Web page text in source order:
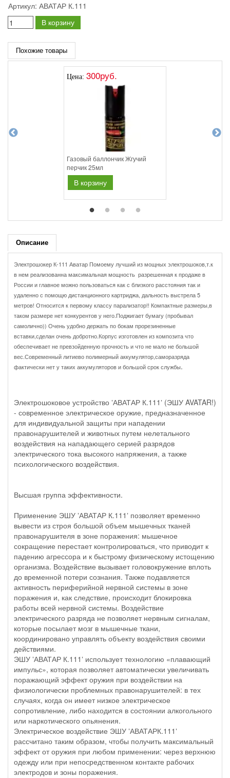
Артикул: АВАТАР К.111
В корзину
Похожие товары
Цена: 300руб.
Газовый баллончик Жгучий
перчик 25мл
В корзину
Описание
Электрошокер К-111 Аватар Помоему лучший из мощных электрошоков,т.к
в нем реализованна максимальная мощность разрешенная к продаже в
России и главное можно пользоваться как с близкого расстояния так и
удаленно с помощю дистанционного картриджа, дальность выстрела 5
метров! Относится к первому классу парализатор!! Компактные размеры,в
таком размере нет конкурентов у него.Поджигает бумагу (пробывал
самолично)) Очень удобно держать по бокам прорезиненные
вставки,сделан очень добротно.Корпус изготовлен из композита что
обеспечивает не превзойденную прочность и что не мало не большой
вес.Современный литиево полимерный аккумулятор,саморазряда
фактически нет у таких аккумуляторов и большой срок службы.
Электрошоковое устройство ‛АВАТАР К.111‛ (ЭШУ AVATAR!)
- современное электрическое оружие, предназначенное
для индивидуальной защиты при нападении
правонарушителей и животных путем нелетального
воздействия на нападающего серией разрядов
электрического тока высокого напряжения, а также
психологического воздействия.
Высшая группа эффективности.
Применение ЭШУ ‛АВАТАР К.111‛ позволяет временно
вывести из строя большой объем мышечных тканей
правонарушителя в зоне поражения: мышечное
сокращение перестает контролироваться, что приводит к
падению агрессора и к быстрому физическому истощению
организма. Воздействие вызывает головокружение вплоть
до временной потери сознания. Также подавляется
активность периферийной нервной системы в зоне
поражения и, как следствие, происходит блокировка
работы всей нервной системы. Воздействие
электрического разряда не позволяет нервным сигналам,
которые посылает мозг в мышечные ткани,
координировано управлять объекту воздействия своими
действиями.
ЭШУ ‛АВАТАР К.111‛ использует технологию «плавающий
импульс», которая позволяет автоматически увеличивать
поражающий эффект оружия при воздействии на
физиологически проблемных правонарушителей: в тех
случаях, когда он имеет низкое электрическое
сопротивление, либо находится в состоянии алкогольного
или наркотического опьянения.
Электрическое воздействие ЭШУ ‛АВАТАРК.111‛
рассчитано таким образом, чтобы получить максимальный
эффект от оружия при любом применении: через верхнюю
одежду или при непосредственном контакте рабочих
электродов и зоны поражения.